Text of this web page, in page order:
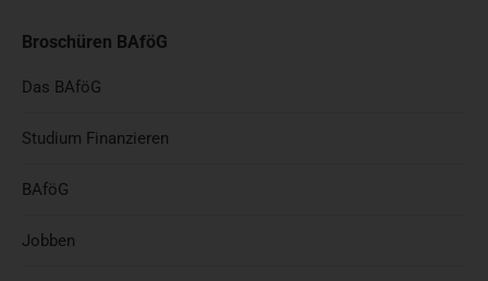
Broschüren BAföG
Das BAföG
Studium Finanzieren
BAföG
Jobben